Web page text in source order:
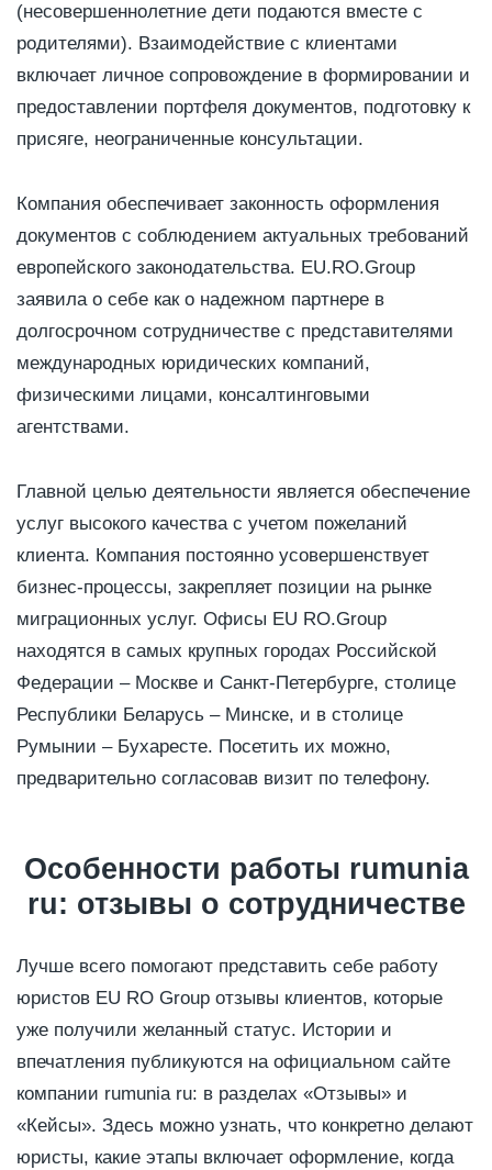
(несовершеннолетние дети подаются вместе с
родителями). Взаимодействие с клиентами
включает личное сопровождение в формировании и
предоставлении портфеля документов, подготовку к
присяге, неограниченные консультации.
Компания обеспечивает законность оформления
документов с соблюдением актуальных требований
европейского законодательства. EU.RO.Group
заявила о себе как о надежном партнере в
долгосрочном сотрудничестве с представителями
международных юридических компаний,
физическими лицами, консалтинговыми
агентствами.
Главной целью деятельности является обеспечение
услуг высокого качества с учетом пожеланий
клиента. Компания постоянно усовершенствует
бизнес-процессы, закрепляет позиции на рынке
миграционных услуг. Офисы EU RO.Group
находятся в самых крупных городах Российской
Федерации – Москве и Санкт-Петербурге, столице
Республики Беларусь – Минске, и в столице
Румынии – Бухаресте. Посетить их можно,
предварительно согласовав визит по телефону.
Особенности работы rumunia
ru: отзывы о сотрудничестве
Лучше всего помогают представить себе работу
юристов EU RO Group отзывы клиентов, которые
уже получили желанный статус. Истории и
впечатления публикуются на официальном сайте
компании rumunia ru: в разделах «Отзывы» и
«Кейсы». Здесь можно узнать, что конкретно делают
юристы, какие этапы включает оформление, когда